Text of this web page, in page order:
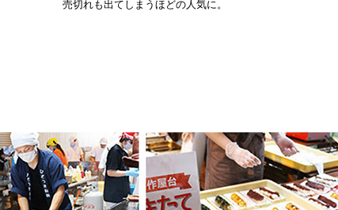
売切れも出てしまうほどの人気に。